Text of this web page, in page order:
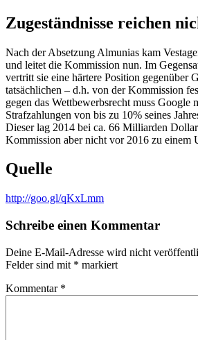
Zugeständnisse reichen
Nach der Absetzung Almunias kam
und leitet die Kommission nun. Im
vertritt sie eine härtere Position gegenüber
tatsächlichen – d.h. von der Kommission
gegen das Wettbewerbsrecht muss Google
Strafzahlungen von bis zu 10% seines
Dieser lag 2014 bei ca. 66 Milliarden
Kommission aber nicht vor 2016 zu einem
Quelle
http://goo.gl/qKxLmm
Schreibe einen Kommentar
Deine E-Mail-Adresse wird nicht
Felder sind mit * markiert
Kommentar *